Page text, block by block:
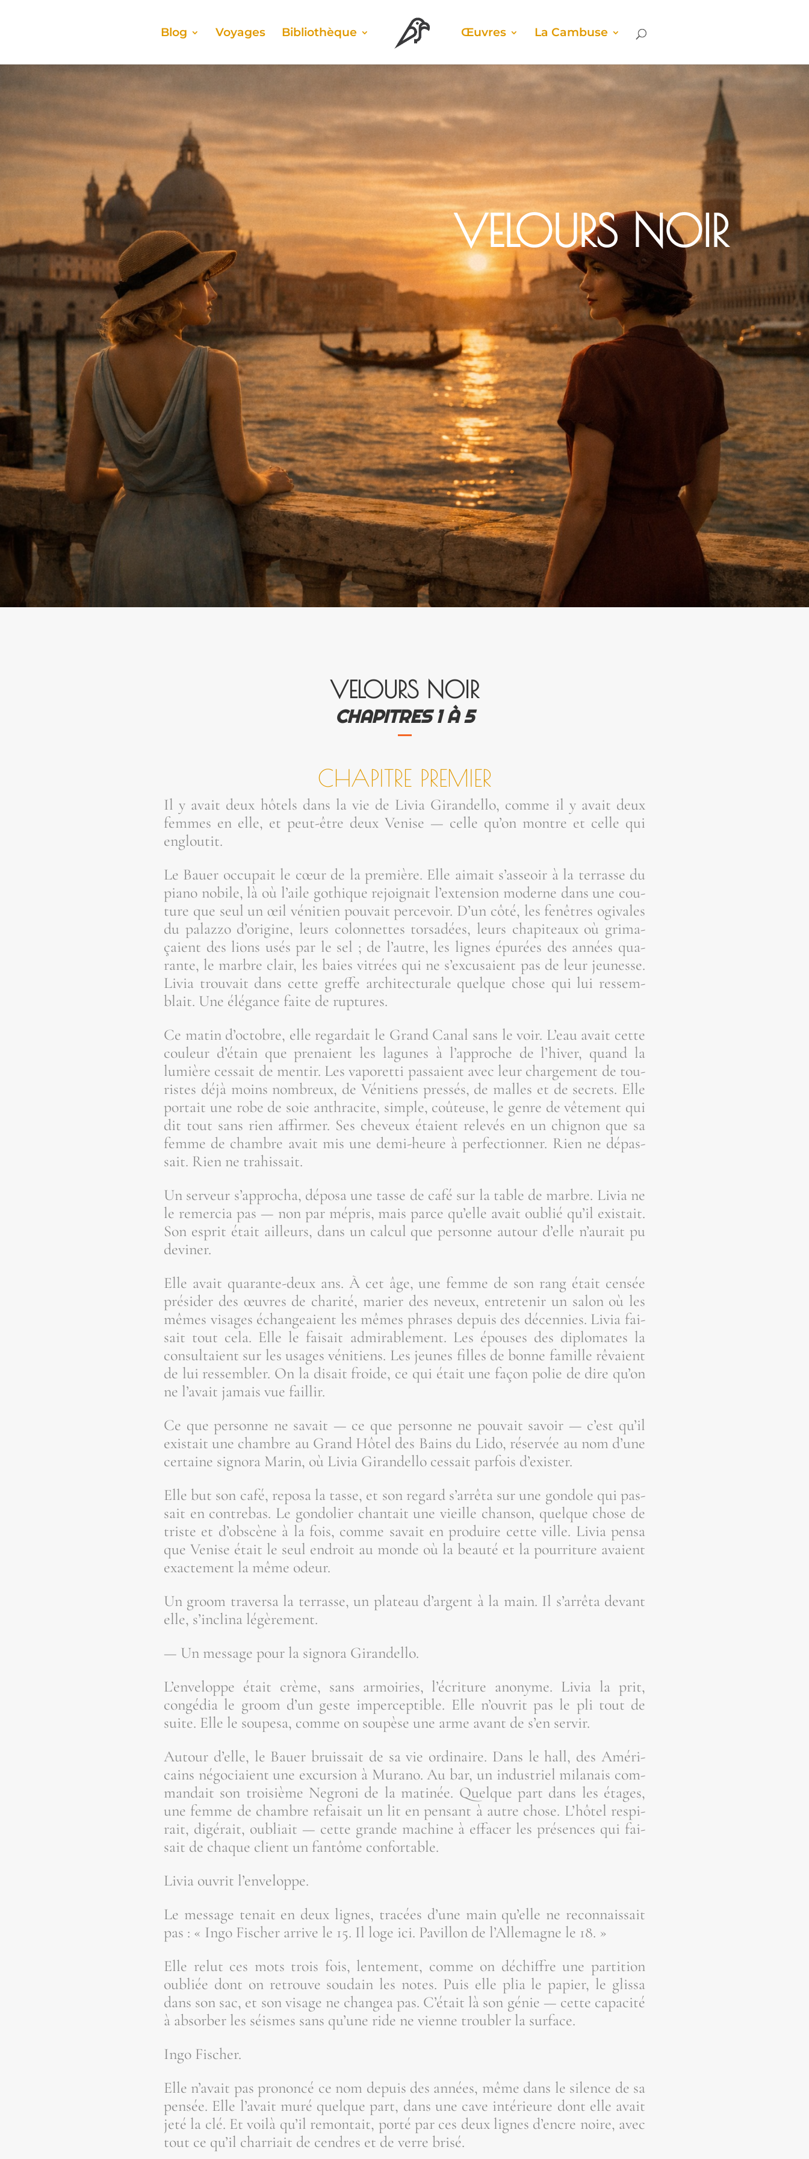
Blog Voyages Biblio­thèque Œuvres La Cam­buse
VELOURS NOIR
VELOURS NOIR
CHA­PITRES 1 À 5
CHA­PITRE PREMIER
Il y avait deux hôtels dans la vie de Livia Giran­del­lo, comme il y avait deux
femmes en elle, et peut-être deux Venise — celle qu’on montre et celle qui
engloutit.
Le Bauer occu­pait le cœur de la pre­mière. Elle aimait s’as­seoir à la ter­rasse du
pia­no nobile, là où l’aile gothique rejoi­gnait l’ex­ten­sion moderne dans une cou­
ture que seul un œil véni­tien pou­vait per­ce­voir. D’un côté, les fenêtres ogi­vales
du palaz­zo d’o­ri­gine, leurs colon­nettes tor­sa­dées, leurs cha­pi­teaux où gri­ma­
çaient des lions usés par le sel ; de l’autre, les lignes épu­rées des années qua­
rante, le marbre clair, les baies vitrées qui ne s’ex­cu­saient pas de leur jeu­nesse.
Livia trou­vait dans cette greffe archi­tec­tu­rale quelque chose qui lui res­sem­
blait. Une élé­gance faite de ruptures.
Ce matin d’oc­tobre, elle regar­dait le Grand Canal sans le voir. L’eau avait cette
cou­leur d’é­tain que pre­naient les lagunes à l’ap­proche de l’hi­ver, quand la
lumière ces­sait de men­tir. Les vapo­ret­ti pas­saient avec leur char­ge­ment de tou­
ristes déjà moins nom­breux, de Véni­tiens pres­sés, de malles et de secrets. Elle
por­tait une robe de soie anthra­cite, simple, coû­teuse, le genre de vête­ment qui
dit tout sans rien affir­mer. Ses che­veux étaient rele­vés en un chi­gnon que sa
femme de chambre avait mis une demi-heure à per­fec­tion­ner. Rien ne dépas­
sait. Rien ne trahissait.
Un ser­veur s’ap­pro­cha, dépo­sa une tasse de café sur la table de marbre. Livia ne
le remer­cia pas — non par mépris, mais parce qu’elle avait oublié qu’il exis­tait.
Son esprit était ailleurs, dans un cal­cul que per­sonne autour d’elle n’au­rait pu
deviner.
Elle avait qua­rante-deux ans. À cet âge, une femme de son rang était cen­sée
pré­si­der des œuvres de cha­ri­té, marier des neveux, entre­te­nir un salon où les
mêmes visages échan­geaient les mêmes phrases depuis des décen­nies. Livia fai­
sait tout cela. Elle le fai­sait admi­ra­ble­ment. Les épouses des diplo­mates la
consul­taient sur les usages véni­tiens. Les jeunes filles de bonne famille rêvaient
de lui res­sem­bler. On la disait froide, ce qui était une façon polie de dire qu’on
ne l’a­vait jamais vue faillir.
Ce que per­sonne ne savait — ce que per­sonne ne pou­vait savoir — c’est qu’il
exis­tait une chambre au Grand Hôtel des Bains du Lido, réser­vée au nom d’une
cer­taine signo­ra Marin, où Livia Giran­del­lo ces­sait par­fois d’exister.
Elle but son café, repo­sa la tasse, et son regard s’ar­rê­ta sur une gon­dole qui pas­
sait en contre­bas. Le gon­do­lier chan­tait une vieille chan­son, quelque chose de
triste et d’obs­cène à la fois, comme savait en pro­duire cette ville. Livia pen­sa
que Venise était le seul endroit au monde où la beau­té et la pour­ri­ture avaient
exac­te­ment la même odeur.
Un groom tra­ver­sa la ter­rasse, un pla­teau d’argent à la main. Il s’ar­rê­ta devant
elle, s’in­cli­na légèrement.
— Un mes­sage pour la signo­ra Girandello.
L’en­ve­loppe était crème, sans armoi­ries, l’é­cri­ture ano­nyme. Livia la prit,
congé­dia le groom d’un geste imper­cep­tible. Elle n’ou­vrit pas le pli tout de
suite. Elle le sou­pe­sa, comme on sou­pèse une arme avant de s’en servir.
Autour d’elle, le Bauer bruis­sait de sa vie ordi­naire. Dans le hall, des Amé­ri­
cains négo­ciaient une excur­sion à Mura­no. Au bar, un indus­triel mila­nais com­
man­dait son troi­sième Negro­ni de la mati­née. Quelque part dans les étages,
une femme de chambre refai­sait un lit en pen­sant à autre chose. L’hô­tel res­pi­
rait, digé­rait, oubliait — cette grande machine à effa­cer les pré­sences qui fai­
sait de chaque client un fan­tôme confortable.
Livia ouvrit l’enveloppe.
Le mes­sage tenait en deux lignes, tra­cées d’une main qu’elle ne recon­nais­sait
pas : « Ingo Fischer arrive le 15. Il loge ici. Pavillon de l’Al­le­magne le 18. »
Elle relut ces mots trois fois, len­te­ment, comme on déchiffre une par­ti­tion
oubliée dont on retrouve sou­dain les notes. Puis elle plia le papier, le glis­sa
dans son sac, et son visage ne chan­gea pas. C’é­tait là son génie — cette capa­ci­té
à absor­ber les séismes sans qu’une ride ne vienne trou­bler la surface.
Ingo Fischer.
Elle n’a­vait pas pro­non­cé ce nom depuis des années, même dans le silence de sa
pen­sée. Elle l’a­vait muré quelque part, dans une cave inté­rieure dont elle avait
jeté la clé. Et voi­là qu’il remon­tait, por­té par ces deux lignes d’encre noire, avec
tout ce qu’il char­riait de cendres et de verre brisé.